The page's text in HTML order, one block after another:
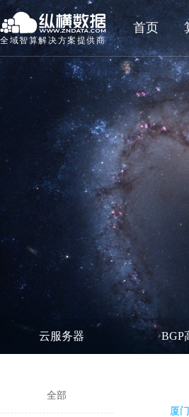
全域智算解决方案提供商
首页
云服务器 BGP
全部
厦